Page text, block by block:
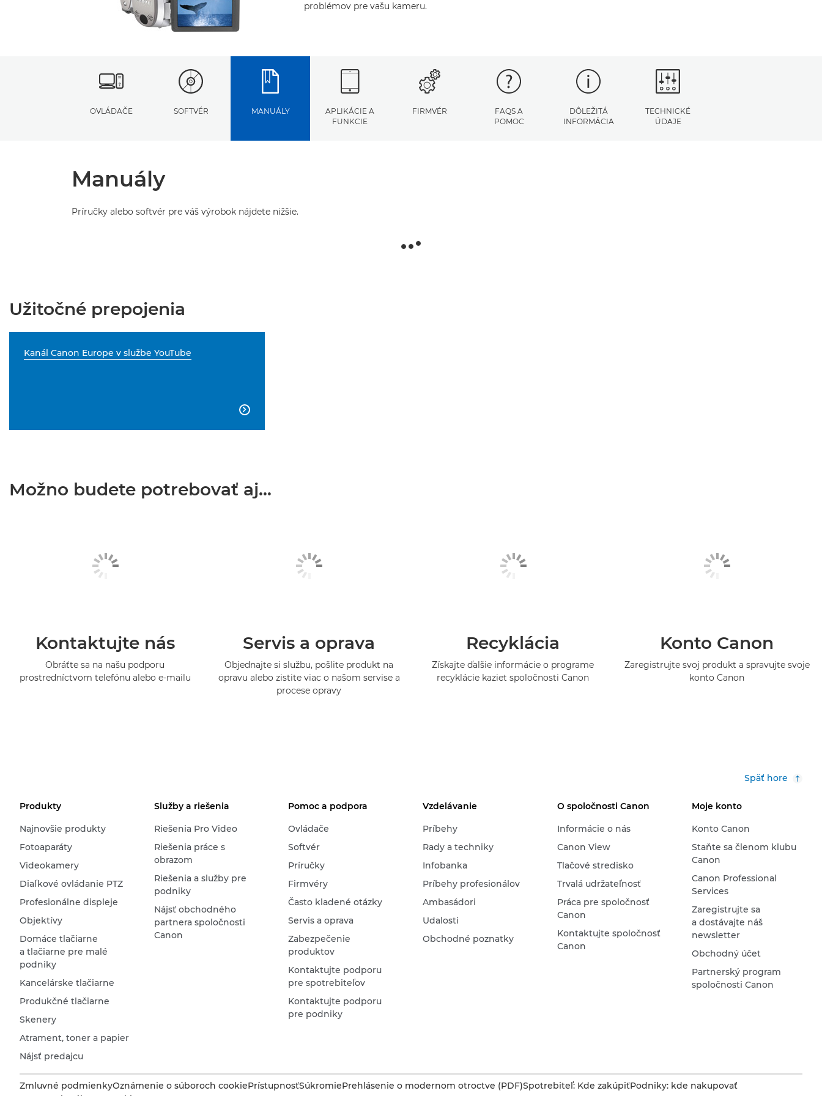
problémov pre vašu kameru.
OVLÁDAČE SOFTVÉR MANUÁLY
APLIKÁCIE A
FUNKCIE
FIRMVÉR
FAQS A
POMOC
DÔLEŽITÁ
INFORMÁCIA
TECHNICKÉ
ÚDAJE
Manuály
Príručky alebo softvér pre váš výrobok nájdete nižšie.
Užitočné prepojenia
Kanál Canon Europe v službe YouTube

Možno budete potrebovať aj...
Kontaktujte nás
Obráťte sa na našu podporu
prostredníctvom telefónu alebo e-mailu
Servis a oprava
Objednajte si službu, pošlite produkt na
opravu alebo zistite viac o našom servise a
procese opravy
Recyklácia
Získajte ďalšie informácie o programe
recyklácie kaziet spoločnosti Canon
Konto Canon
Zaregistrujte svoj produkt a spravujte svoje
konto Canon
Späť hore
Produkty
Najnovšie produkty
Fotoaparáty
Videokamery
Diaľkové ovládanie PTZ
Profesionálne displeje
Objektívy
Domáce tlačiarne
a tlačiarne pre malé
podniky
Kancelárske tlačiarne
Produkčné tlačiarne
Skenery
Atrament, toner a papier
Nájsť predajcu
Služby a riešenia
Riešenia Pro Video
Riešenia práce s
obrazom
Riešenia a služby pre
podniky
Nájsť obchodného
partnera spoločnosti
Canon
Pomoc a podpora
Ovládače
Softvér
Príručky
Firmvéry
Často kladené otázky
Servis a oprava
Zabezpečenie
produktov
Kontaktujte podporu
pre spotrebiteľov
Kontaktujte podporu
pre podniky
Vzdelávanie
Príbehy
Rady a techniky
Infobanka
Príbehy profesionálov
Ambasádori
Udalosti
Obchodné poznatky
O spoločnosti Canon
Informácie o nás
Canon View
Tlačové stredisko
Trvalá udržateľnosť
Práca pre spoločnosť
Canon
Kontaktujte spoločnosť
Canon
Moje konto
Konto Canon
Staňte sa členom klubu
Canon
Canon Professional
Services
Zaregistrujte sa
a dostávajte náš
newsletter
Obchodný účet
Partnerský program
spoločnosti Canon
Zmluvné podmienkyOznámenie o súboroch cookiePrístupnosťSúkromiePrehlásenie o modernom otroctve (PDF)Spotrebiteľ: Kde zakúpiťPodniky: kde nakupovať